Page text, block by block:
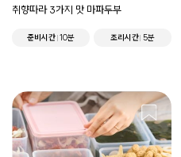
취향따라 3가지 맛 마파두부
준비시간 10분 조리시간 5분